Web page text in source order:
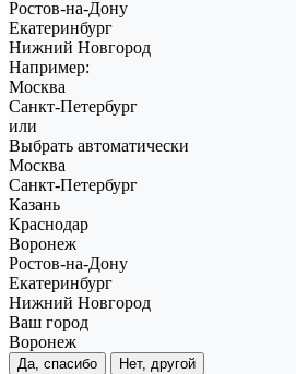
Ростов-на-Дону
Екатеринбург
Нижний Новгород
Например:
Москва
Санкт-Петербург
или
Выбрать автоматически
Москва
Санкт-Петербург
Казань
Краснодар
Воронеж
Ростов-на-Дону
Екатеринбург
Нижний Новгород
Ваш город
Воронеж
Да, спасибо Нет, другой